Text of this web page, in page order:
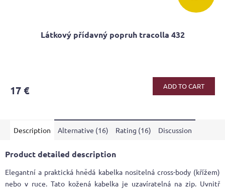
Látkový přídavný popruh tracolla 432
17 € ADD TO CART
Description Alternative (16) Rating (16) Discussion
Product detailed description
Elegantní a praktická hnědá kabelka nositelná cross-body (křížem)
nebo v ruce. Tato kožená kabelka je uzavíratelná na zip. Uvnitř